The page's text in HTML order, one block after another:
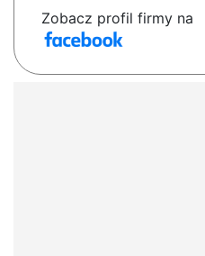
Zobacz profil firmy na